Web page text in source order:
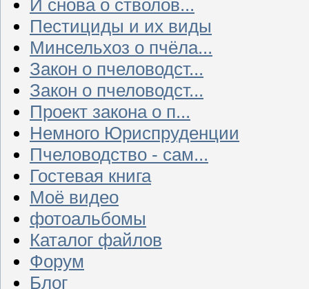
И снова о стволов...
Пестициды и их виды
Минсельхоз о пчёла...
Закон о пчеловодст...
Закон о пчеловодст...
Проект закона о п...
Немного Юриспруденции
Пчеловодство - сам...
Гостевая книга
Моё видео
фотоальбомы
Каталог файлов
Форум
Блог